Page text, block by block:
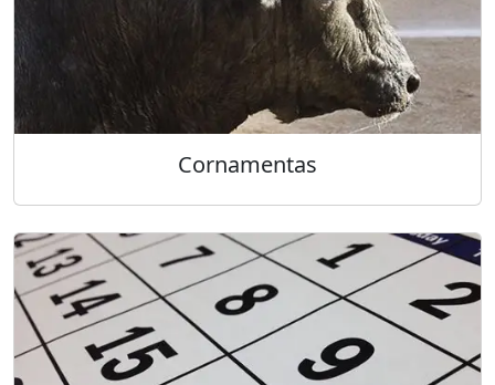
Cornamentas